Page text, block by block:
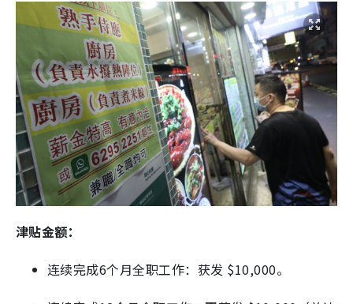
津贴金额：
连续完成6个月全职工作：获发 $10,000。